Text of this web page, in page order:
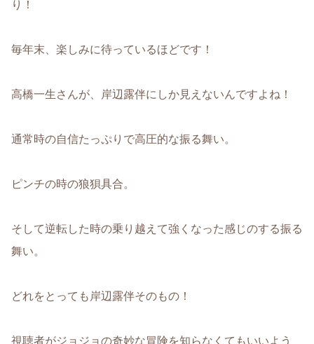
り！
毎年末、楽しみに待っているほどです！
高橋一生さんが、岸辺露伴にしか見えないんですよね！
通常時の自信たっぷりで高圧的な振る舞い。
ピンチの時の狼狽具合。
そして逆転した時の乗り越えて強くなった感じのする振る
舞い。
どれをとっても岸辺露伴そのもの！
視聴者がジョジョの奇妙な冒険を知らなくてもいいよう